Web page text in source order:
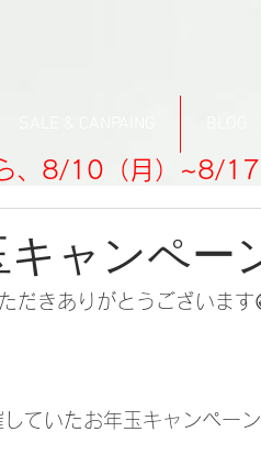
、8/10（月）~8/17
キャンペー
だきありがとうございます
ていたお年玉キャンペー